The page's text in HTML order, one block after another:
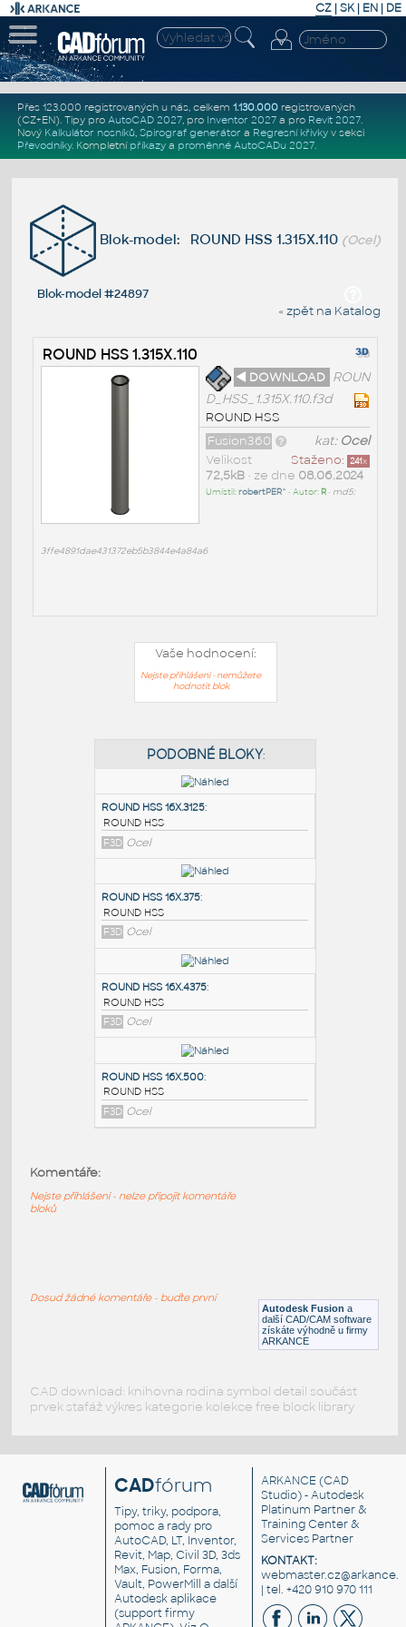
CZ | SK| EN | DE
Přes 123.000 registrovaných u nás, celkem 1.130.000registrovaných
(CZ+EN). Tipy pro AutoCAD 2027, pro Inventor 2027a pro Revit 2027.
Nový Kalkulátor nosníků, Spirograf generátor a Regresní křivkyv sekci
Převodníky. Kompletní příkazya proměnné AutoCADu 2027.
Blok-model: ROUND HSS 1.315X.110 (Ocel)
Blok-model #24897
« zpět na Katalog
ROUND HSS 1.315X.110
◄ DOWNLOAD ROUN
D_HSS_1.315X.110.f3d
ROUND HSS
kat: Ocel
Fusion360
Staženo: 241x
Velikost
72,5kB• ze dne 08.06.2024
Umístil:robertPER^ • Autor: R• md5:
3ffe4891dae431372eb5b3844e4a84a6
Vaše hodnocení:
Nejste přihlášeni - nemůžete
hodnotit blok
PODOBNÉ BLOKY:
ROUND HSS 16X.3125:
ROUND HSS
F3D Ocel
ROUND HSS 16X.375
ROUND HSS
F3D Ocel
F3D Ocel
Autodesk Fusion a
další CAD/CAM software
získáte výhodně u firmy
ARKANCE
Komentáře:
Nejste přihlášeni - nelze připojit komentáře
bloků
Dosud žádné komentáře - buďte první
CAD download: knihovna rodina symbol detail součást
prvek stafáž výkres kategorie kolekce free block library
CADfórum
Tipy, triky, podpora,
pomoc a rady pro
AutoCAD, LT, Inventor,
Revit, Map, Civil 3D, 3ds
Max, Fusion, Forma,
Vault, PowerMill a další
Autodesk aplikace
(support firmy
ARKANCE (CAD
Studio) - Autodesk
Platinum Partner &
Training Center &
Services Partner
KONTAKT:
| tel. +420 910 970 111